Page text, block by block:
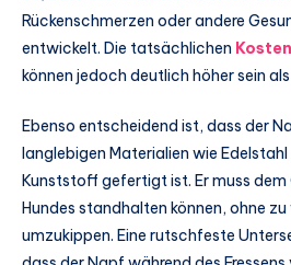
Rückenschmerzen oder andere
entwickelt. Die tatsächlichen
können jedoch deutlich höher sein
Ebenso entscheidend ist, dass der
langlebigen Materialien wie
Kunststoff gefertigt ist. Er muss
Hundes standhalten können, ohne
umzukippen. Eine rutschfeste